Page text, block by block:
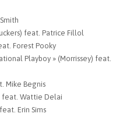
feat. Patrice Fillol
Forest Pooky
Playboy » (Morrissey) feat.
Mike Begnis
feat. Wattie Delai
Erin Sims